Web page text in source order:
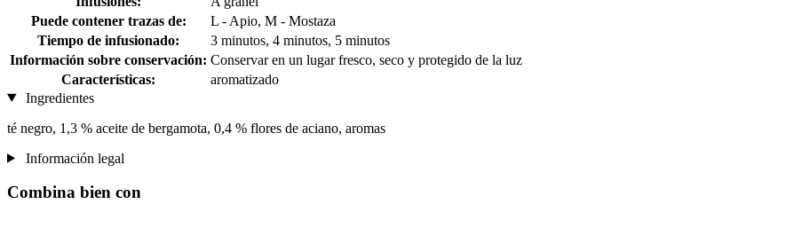
Puede contener trazas de:
L - Apio, M - Mostaza
Tiempo de infusionado:
3 minutos, 4 minutos, 5 minutos
Información sobre conservación: Conservar en un lugar fresco, seco y protegido de la luz
Características:
aromatizado
Ingredientes
té negro, 1,3 % aceite de bergamota, 0,4 % flores de aciano, aromas
Información legal
Combina bien con